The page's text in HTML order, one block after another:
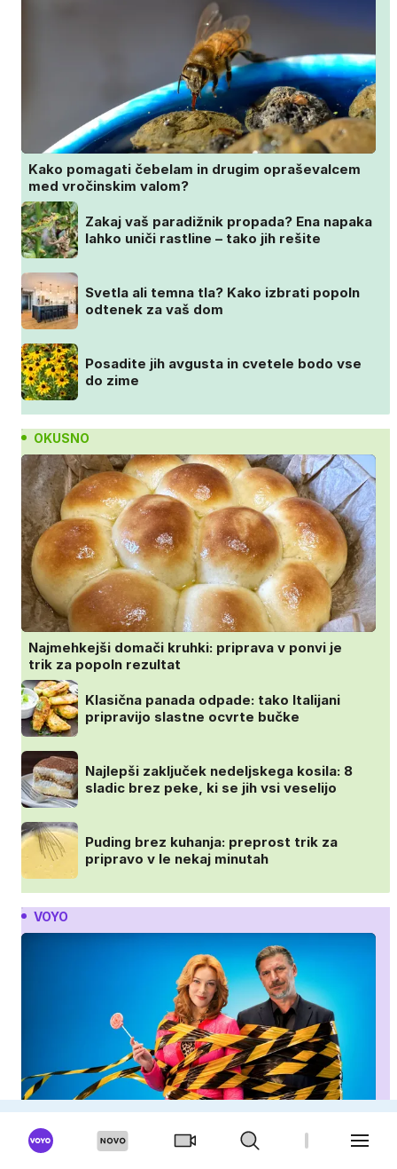
Kako pomagati čebelam in drugim opraševalcem
med vročinskim valom?
Zakaj vaš paradižnik propada? Ena napaka
lahko uniči rastline – tako jih rešite
Svetla ali temna tla? Kako izbrati popoln
odtenek za vaš dom
Posadite jih avgusta in cvetele bodo vse
do zime
OKUSNO
Najmehkejši domači kruhki: priprava v ponvi je
trik za popoln rezultat
Klasična panada odpade: tako Italijani
pripravijo slastne ocvrte bučke
Najlepši zaključek nedeljskega kosila: 8
sladic brez peke, ki se jih vsi veselijo
Puding brez kuhanja: preprost trik za
pripravo v le nekaj minutah
VOYO
IQ 160